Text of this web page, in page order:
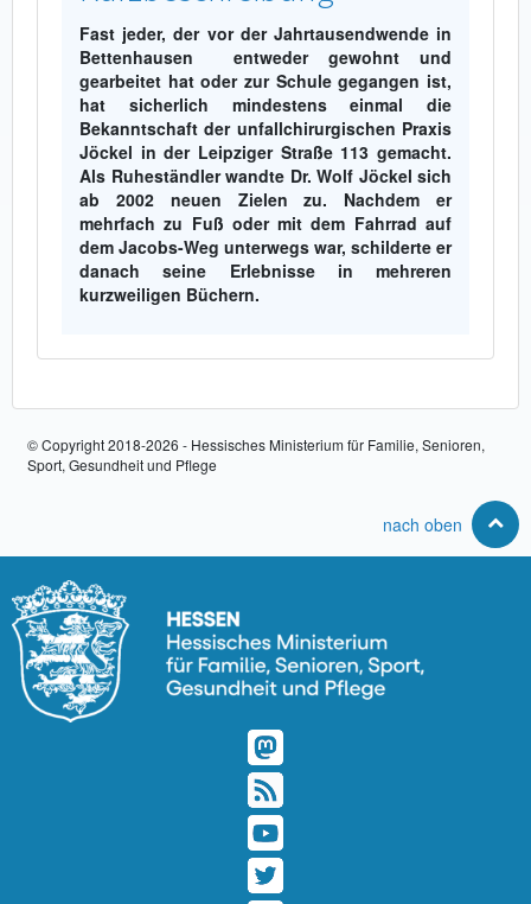
Fast jeder, der vor der Jahrtausendwende in
Bettenhausen entweder gewohnt und
gearbeitet hat oder zur Schule gegangen ist,
hat sicherlich mindestens einmal die
Bekanntschaft der unfallchirurgischen Praxis
Jöckel in der Leipziger Straße 113 gemacht.
Als Ruheständler wandte Dr. Wolf Jöckel sich
ab 2002 neuen Zielen zu. Nachdem er
mehrfach zu Fuß oder mit dem Fahrrad auf
dem Jacobs-Weg unterwegs war, schilderte er
danach seine Erlebnisse in mehreren
kurzweiligen Büchern.
© Copyright 2018-2026 - Hessisches Ministerium für Familie, Senioren,
Sport, Gesundheit und Pflege
nach oben